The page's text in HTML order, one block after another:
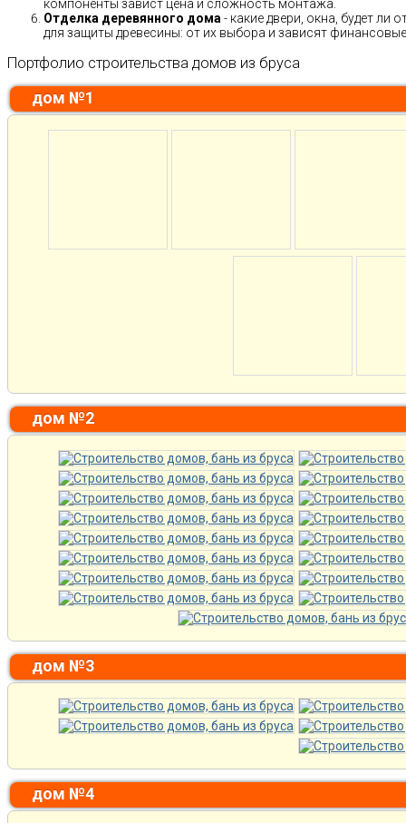
компоненты завист цена и сложность монтажа.
Отделка деревянного дома - какие двери, окна, будет
для защиты древесины: от их выбора и зависят
Портфолио строительства домов из бруса
дом №1
дом №2
дом №3
дом №4